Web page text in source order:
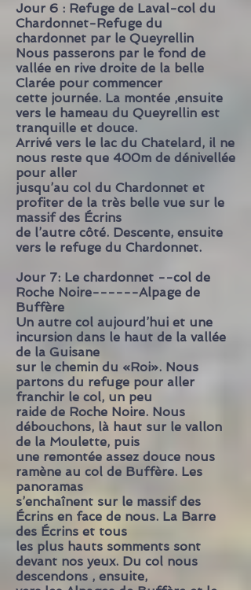
Jour 6 : Refuge de Laval-col du
Chardonnet-Refuge du
chardonnet par le Queyrellin
Nous passerons par le fond de
vallée en rive droite de la belle
Clarée pour commencer
cette journée. La montée ,ensuite
vers le hameau du Queyrellin est
tranquille et douce.
Arrivé vers le lac du Chatelard, il ne
nous reste que 400m de dénivellée
pour aller
jusqu’au col du Chardonnet et
profiter de la très belle vue sur le
massif des Écrins
de l’autre côté. Descente, ensuite
vers le refuge du Chardonnet.
Jour 7: Le chardonnet --col de
Roche Noire------Alpage de
Buffère
Un autre col aujourd’hui et une
incursion dans le haut de la vallée
de la Guisane
sur le chemin du «Roi». Nous
partons du refuge pour aller
franchir le col, un peu
raide de Roche Noire. Nous
débouchons, là haut sur le vallon
de la Moulette, puis
une remontée assez douce nous
ramène au col de Buffère. Les
panoramas
s’enchaînent sur le massif des
Écrins en face de nous. La Barre
des Écrins et tous
les plus hauts somments sont
devant nos yeux. Du col nous
descendons , ensuite,